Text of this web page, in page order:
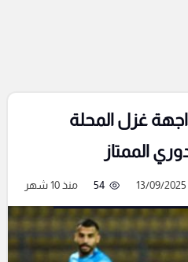
غزل المحلة
الممتاز
54 منذ 10 شهر